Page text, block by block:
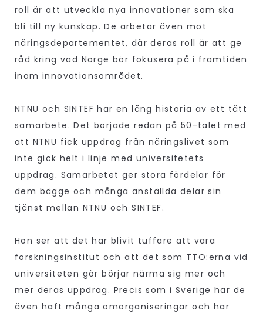
roll är att utveckla nya innovationer som ska
bli till ny kunskap. De arbetar även mot
näringsdepartementet, där deras roll är att ge
råd kring vad Norge bör fokusera på i framtiden
inom innovationsområdet.
NTNU och SINTEF har en lång historia av ett tätt
samarbete. Det började redan på 50-talet med
att NTNU fick uppdrag från näringslivet som
inte gick helt i linje med universitetets
uppdrag. Samarbetet ger stora fördelar för
dem bägge och många anställda delar sin
tjänst mellan NTNU och SINTEF.
Hon ser att det har blivit tuffare att vara
forskningsinstitut och att det som TTO:erna vid
universiteten gör börjar närma sig mer och
mer deras uppdrag. Precis som i Sverige har de
även haft många omorganiseringar och har